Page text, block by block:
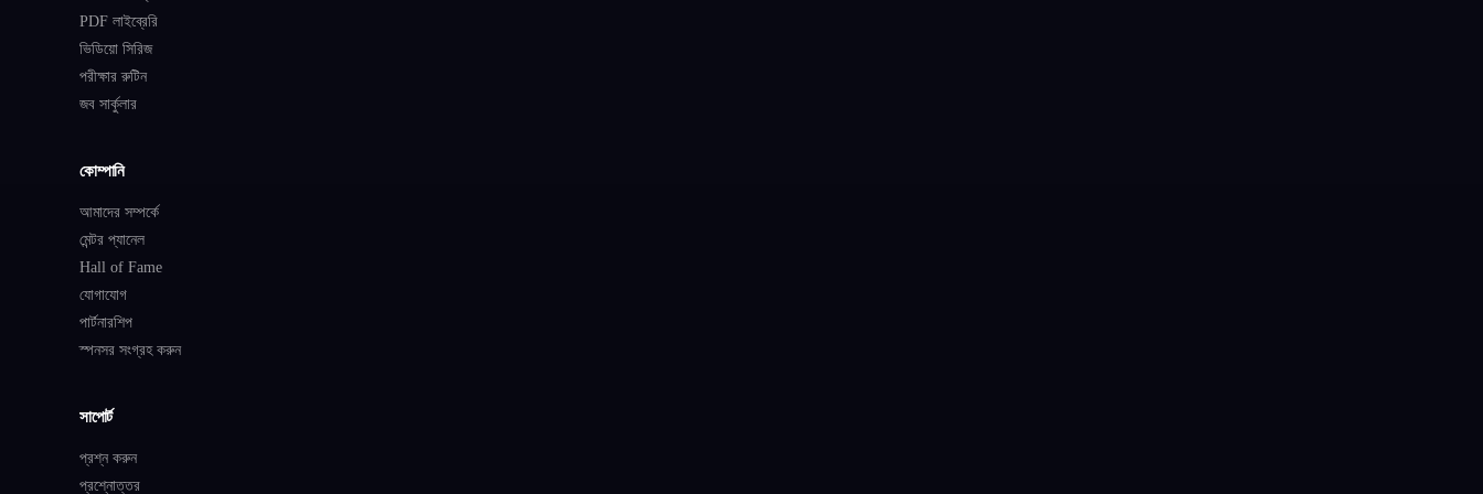
PDF লাইব্রেরি
ভিডিয়ো সিরিজ
পরীক্ষার রুটিন
জব সার্কুলার
কোম্পানি
আমাদের সম্পর্কে
মেন্টর প্যানেল
Hall of Fame
যোগাযোগ
পার্টনারশিপ
স্পনসর সংগ্রহ করুন
সাপোর্ট
প্রশ্ন করুন
প্রশ্নোত্তর